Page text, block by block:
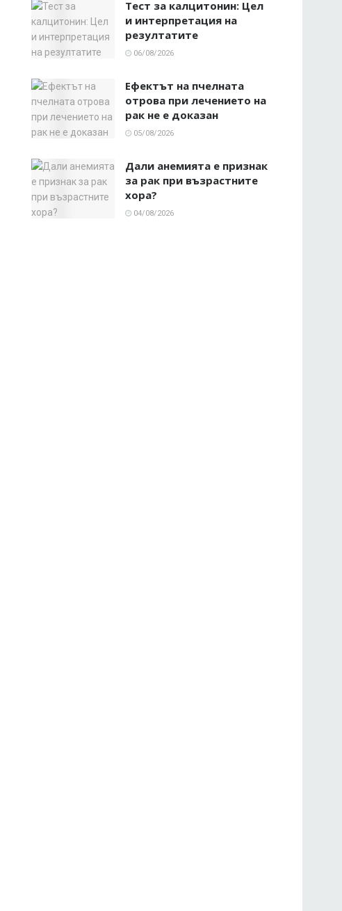
Тест за калцитонин: Цел
и интерпретация на
резултатите
06/08/2026
Ефектът на пчелната
отрова при лечението на
рак не е доказан
05/08/2026
Дали анемията е признак
за рак при възрастните
хора?
04/08/2026